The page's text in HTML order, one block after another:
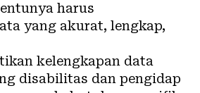
harus
yang akurat, lengkap,
kelengkapan data
disabilitas dan pengidap